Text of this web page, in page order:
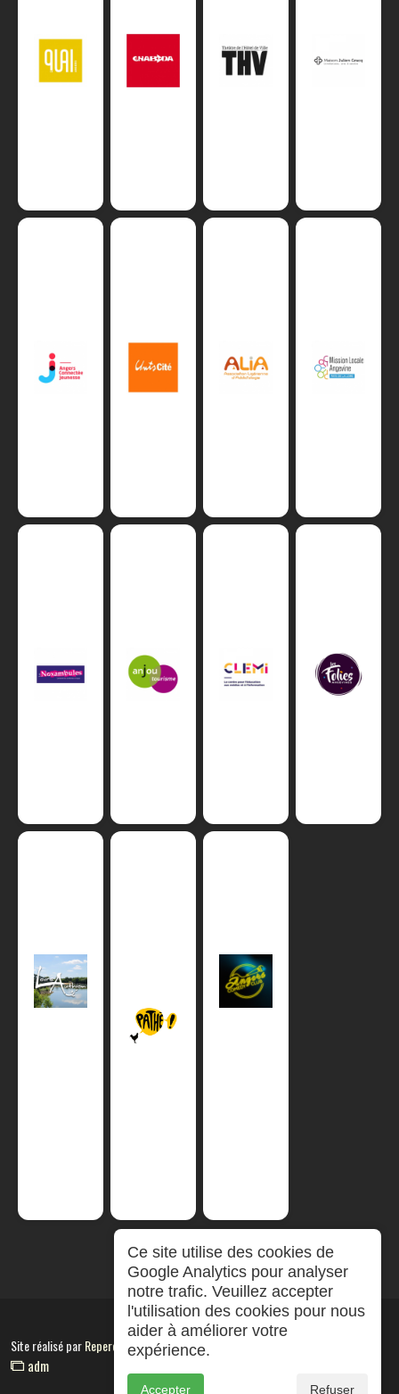
Site réalisé parRepereCom
adm
Ce site utilise des cookies de
Google Analytics pour analyser
notre trafic. Veuillez accepter
l'utilisation des cookies pour nous
aider à améliorer votre
expérience.
Accepter Refuser